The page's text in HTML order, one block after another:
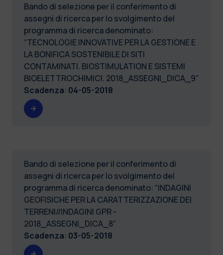
Bando di selezione per il conferimento di
assegni di ricerca per lo svolgimento del
programma di ricerca denominato:
“TECNOLOGIE INNOVATIVE PER LA GESTIONE E
LA BONIFICA SOSTENIBILE DI SITI
CONTAMINATI. BIOSTIMULATION E SISTEMI
BIOELETTROCHIMICI. 2018_ASSEGNI_DICA_9”
Scadenza: 04-05-2018
Bando di selezione per il conferimento di
assegni di ricerca per lo svolgimento del
programma di ricerca denominato: “INDAGINI
GEOFISICHE PER LA CARATTERIZZAZIONE DEI
TERRENI//INDAGINI GPR -
2018_ASSEGNI_DICA_8”
Scadenza: 03-05-2018